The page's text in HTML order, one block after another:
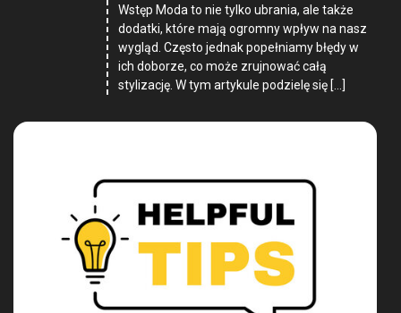
Wstęp Moda to nie tylko ubrania, ale także
dodatki, które mają ogromny wpływ na nasz
wygląd. Często jednak popełniamy błędy w
ich doborze, co może zrujnować całą
stylizację. W tym artykule podzielę się […]